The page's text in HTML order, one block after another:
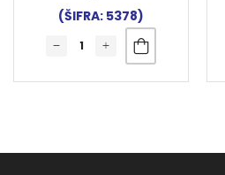
(ŠIFRA: 5378)